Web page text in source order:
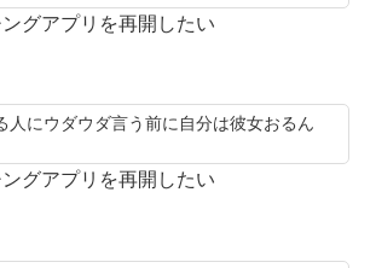
グアプリを再開したい
にウダウダ言う前に自分は彼女おるん
グアプリを再開したい